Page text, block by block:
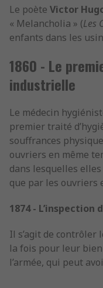
Le poète Victor
« Melancholia » (Les
enfants dans les
1860 - Le
industrielle
Le médecin
premier traité
souffrances
ouvriers en même
dans lesquelles
que par les ouvriers
1874 - L’inspection
Il s’agit de contrôler
la fois pour leur
l’armée, qui peut